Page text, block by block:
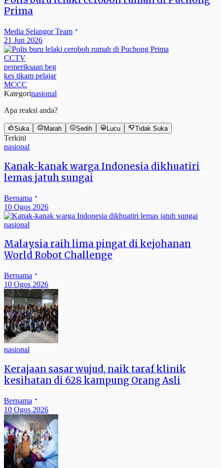
Prima
Media Selangor Team
21 Jun 2026
CCTV
pemeriksaan beg
kes tikam pelajar
MCCC
Kategorinasional
Apa reaksi anda?
Suka Marah Sedih Lucu Tidak Suka
Terkini
nasional
Kanak-kanak warga Indonesia dikhuatiri
lemas jatuh sungai
Bernama
10 Ogos 2026
nasional
Malaysia raih lima pingat di kejohanan
World Robot Challenge
Bernama
10 Ogos 2026
nasional
Kerajaan sasar wujud, naik taraf klinik
kesihatan di 628 kampung Orang Asli
Bernama
10 Ogos 2026